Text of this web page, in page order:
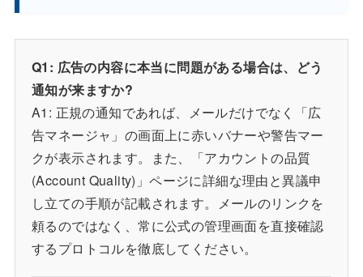
Q1: 広告の内容に本当に問題がある場合は、どう
通知が来ますか?
A1: 正規の通知であれば、メールだけでなく「広
告マネージャ」の画面上に赤いバナーや警告マー
クが表示されます。また、「アカウントの品質
(Account Quality)」ページに詳細な理由と異議申
し立ての手順が記載されます。メールのリンクを
頼るのではなく、常に公式の管理画面を直接確認
するプロトコルを徹底してください。